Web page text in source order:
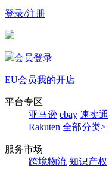
登录/注册
会员登录
EU会员我的开店
平台专区
亚马逊 ebay 速卖通
Rakuten 全部分类>
服务市场
跨境物流 知识产权